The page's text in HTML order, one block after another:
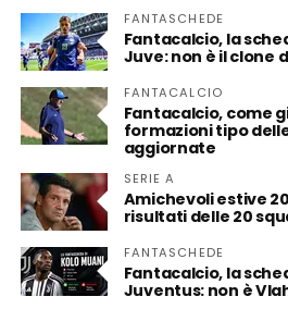
FANTASCHEDE
Fantacalcio, la
Juve: non è il clone
FANTACALCIO
Fantacalcio, come
formazioni tipo
aggiornate
SERIE A
Amichevoli estive
risultati delle 20
FANTASCHEDE
Fantacalcio, la
Juventus: non è